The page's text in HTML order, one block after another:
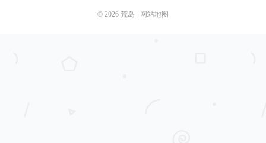
© 2026 荒岛 网站地图